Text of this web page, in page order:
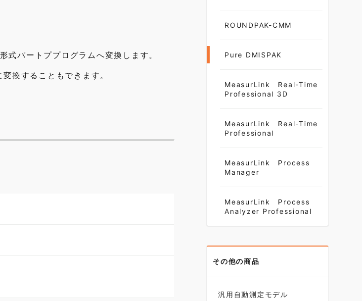
パートププログラムへ変換します。
換することもできます。
ROUNDPAK-CMM
Pure DMISPAK
MeasurLink Real-Time
Professional 3D
MeasurLink Real-Time
Professional
MeasurLink Process
Manager
MeasurLink Process
Analyzer Professional
その他の商品
汎用自動測定モデル